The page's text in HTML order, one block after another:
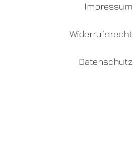
Impressum
Widerrufsrecht
Datenschutz